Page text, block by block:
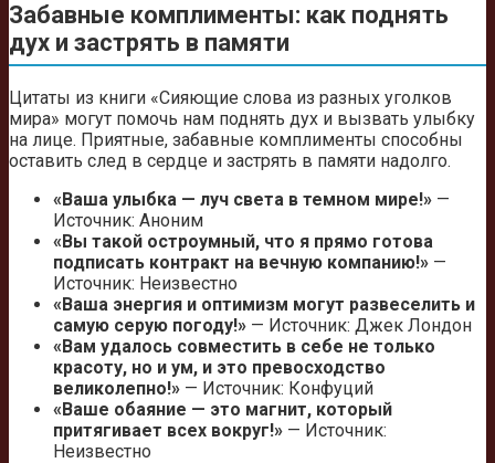
Забавные комплименты: как поднять
дух и застрять в памяти
Цитаты из книги «Сияющие слова из разных уголков
мира» могут помочь нам поднять дух и вызвать улыбку
на лице. Приятные, забавные комплименты способны
оставить след в сердце и застрять в памяти надолго.
«Ваша улыбка — луч света в темном мире!» —
Источник: Аноним
«Вы такой остроумный, что я прямо готова
подписать контракт на вечную компанию!» —
Источник: Неизвестно
«Ваша энергия и оптимизм могут развеселить и
самую серую погоду!» — Источник: Джек Лондон
«Вам удалось совместить в себе не только
красоту, но и ум, и это превосходство
великолепно!» — Источник: Конфуций
«Ваше обаяние — это магнит, который
притягивает всех вокруг!» — Источник:
Неизвестно